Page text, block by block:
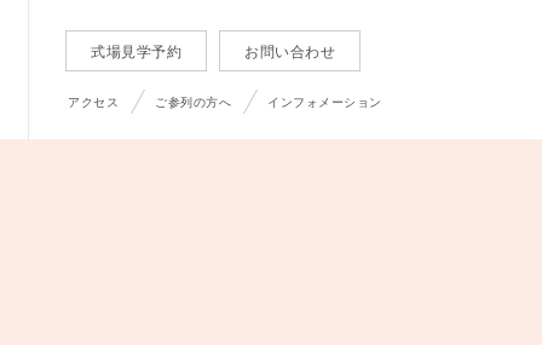
式場見学予約 お問い合わせ
アクセス ご参列の方へ インフォメーション